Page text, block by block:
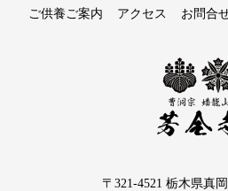
ご供養ご案内 アクセス お問合
〒321-4521 栃木県真